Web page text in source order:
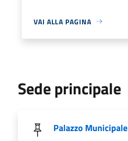
VAI ALLA PAGINA
Sede principale
Palazzo Municipale